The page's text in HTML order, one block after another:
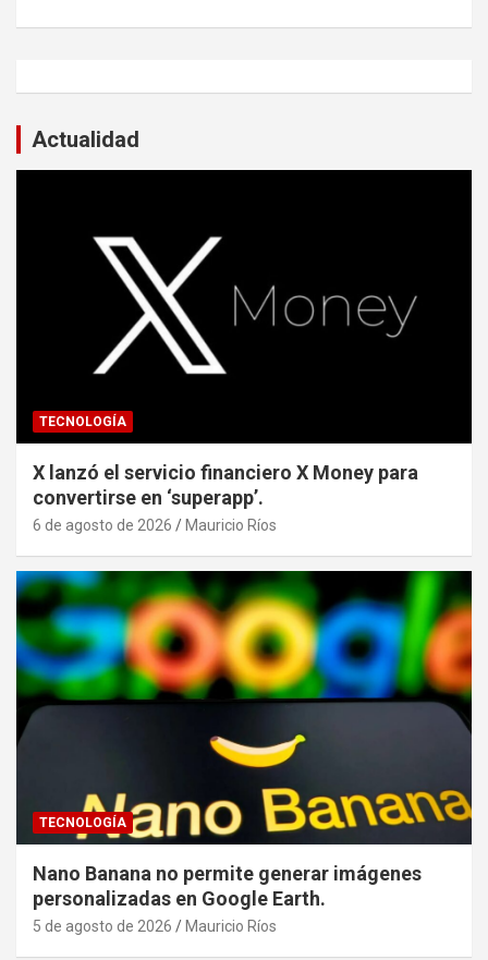
Actualidad
TECNOLOGÍA
X lanzó el servicio financiero X Money para
convertirse en ‘superapp’.
6 de agosto de 2026 Mauricio Ríos
TECNOLOGÍA
Nano Banana no permite generar imágenes
personalizadas en Google Earth.
5 de agosto de 2026 Mauricio Ríos